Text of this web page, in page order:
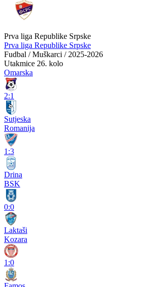
Prva liga Republike Srpske
Prva liga Republike Srpske
Fudbal / Muškarci / 2025-2026
Utakmice 26. kolo
Omarska
2:1
Sutjeska
Romanija
1:3
Drina
BSK
0:0
Laktaši
Kozara
1:0